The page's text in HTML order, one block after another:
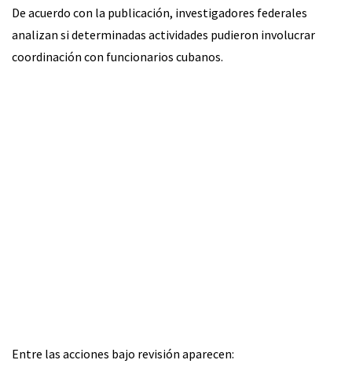
De acuerdo con la publicación, investigadores federales
analizan si determinadas actividades pudieron involucrar
coordinación con funcionarios cubanos.
Entre las acciones bajo revisión aparecen: